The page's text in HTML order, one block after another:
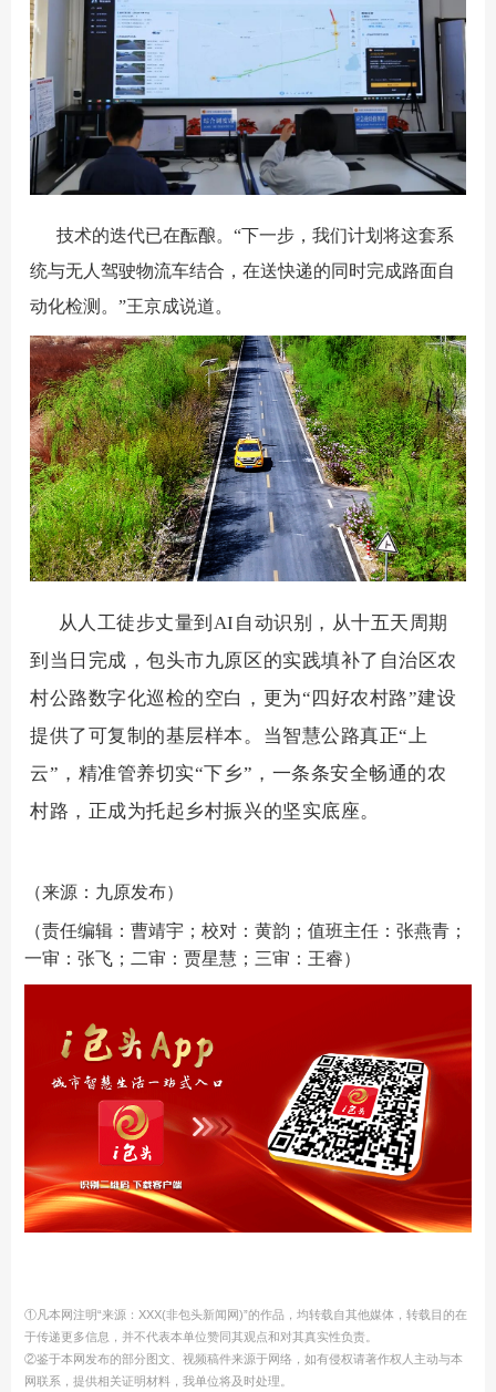
技术的迭代已在酝酿。“下一步，我们计划将这套系
统与无人驾驶物流车结合，在送快递的同时完成路面自
动化检测。”王京成说道。
从人工徒步丈量到AI自动识别，从十五天周期
到当日完成，包头市九原区的实践填补了自治区农
村公路数字化巡检的空白，更为“四好农村路”建设
提供了可复制的基层样本。当智慧公路真正“上
云”，精准管养切实“下乡”，一条条安全畅通的农
村路，正成为托起乡村振兴的坚实底座。
（来源：九原发布）
（责任编辑：曹靖宇；校对：黄韵；值班主任：张燕青；
一审：张飞；二审：贾星慧；三审：王睿）
①凡本网注明“来源：XXX(非包头新闻网)”的作品，均转载自其他媒体，转载目的在
于传递更多信息，并不代表本单位赞同其观点和对其真实性负责。
②鉴于本网发布的部分图文、视频稿件来源于网络，如有侵权请著作权人主动与本
网联系，提供相关证明材料，我单位将及时处理。